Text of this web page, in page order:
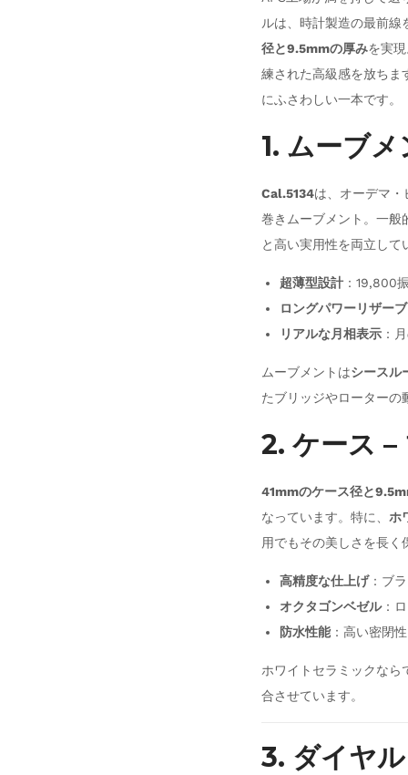
ルは、時計製造の最前線
径と9.5mmの厚みを実現
練された高級感を放ちま
にふさわしい一本です。
1. ムーブ
Cal.5134は、オーデマ・
巻きムーブメント。一般
と高い実用性を両立して
超薄型設計 ：19,800
ロングパワーリザーブ
リアルな月相表示 ：
ムーブメントはシースル
たブリッジやローターの
2. ケース
41mmのケース径と
なっています。特に、 ホ
用でもその美しさを長く
高精度な仕上げ：ブ
オクタゴンベゼル：
防水性能：高い密閉
ホワイトセラミックなら
合させています。
3. ダイヤ